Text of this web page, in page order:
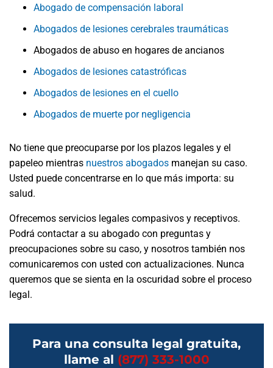
Abogado de compensación laboral
Abogados de lesiones cerebrales traumáticas
Abogados de abuso en hogares de ancianos
Abogados de lesiones catastróficas
Abogados de lesiones en el cuello
Abogados de muerte por negligencia
No tiene que preocuparse por los plazos legales y el
papeleo mientras nuestros abogados manejan su caso.
Usted puede concentrarse en lo que más importa: su
salud.
Ofrecemos servicios legales compasivos y receptivos.
Podrá contactar a su abogado con preguntas y
preocupaciones sobre su caso, y nosotros también nos
comunicaremos con usted con actualizaciones. Nunca
queremos que se sienta en la oscuridad sobre el proceso
legal.
Para una consulta legal gratuita,
llame al (877) 333-1000